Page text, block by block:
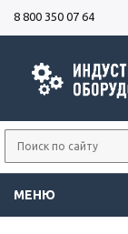
8 800 350 07 64
МЕНЮ